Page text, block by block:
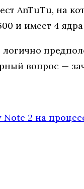
AnTuTu, на
и имеет 4 ядра
вопрос —